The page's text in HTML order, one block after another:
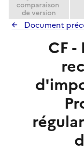
comparaison
de version
Document
CF